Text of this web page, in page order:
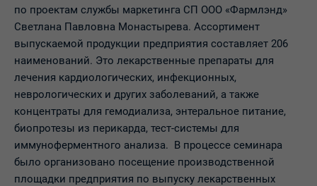
по проектам службы маркетинга СП ООО «Фармлэнд»
Светлана Павловна Монастырева. Ассортимент
выпускаемой продукции предприятия составляет 206
наименований. Это лекарственные препараты для
лечения кардиологических, инфекционных,
неврологических и других заболеваний, а также
концентраты для гемодиализа, энтеральное питание,
биопротезы из перикарда, тест-системы для
иммуноферментного анализа. В процессе семинара
было организовано посещение производственной
площадки предприятия по выпуску лекарственных